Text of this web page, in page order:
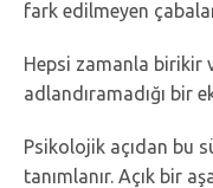
fark edilmeyen
Hepsi zamanla birikir
adlandıramadığı bir
Psikolojik açıdan bu
tanımlanır. Açık bir